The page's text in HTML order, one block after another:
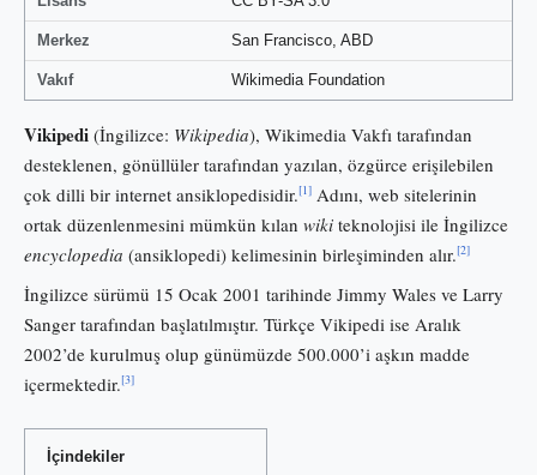
Merkez San Francisco, ABD
Vakıf Wikimedia Foundation
Vikipedi (İngilizce: Wikipedia), Wikimedia Vakfı tarafından
desteklenen, gönüllüler tarafından yazılan, özgürce erişilebilen
çok dilli bir internet ansiklopedisidir.[1] Adını, web sitelerinin
ortak düzenlenmesini mümkün kılan wiki teknolojisi ile İngilizce
encyclopedia (ansiklopedi) kelimesinin birleşiminden alır.[2]
İngilizce sürümü 15 Ocak 2001 tarihinde Jimmy Wales ve Larry
Sanger tarafından başlatılmıştır. Türkçe Vikipedi ise Aralık
2002’de kurulmuş olup günümüzde 500.000’i aşkın madde
içermektedir.[3]
İçindekiler